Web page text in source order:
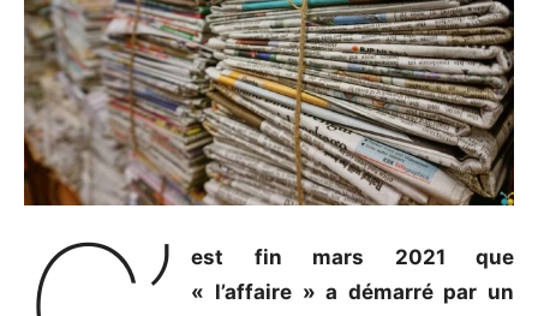
est fin mars 2021 que
« l’affaire » a démarré par un